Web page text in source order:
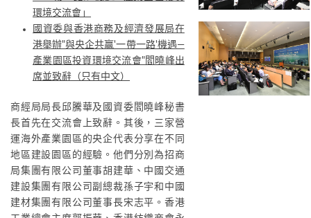
環境交流會」
國資委與香港商務及經濟發展局在
港舉辦"與央企共贏'一帶一路'機遇—
產業園區投資環境交流會"閻曉峰出
席並致辭（只有中文）
商經局局長邱騰華及國資委閻曉峰秘書
長首先在交流會上致辭。其後，三家營
運海外產業園區的央企代表分享在不同
地區建設園區的經驗。他們分別為招商
局集團有限公司董事胡建華、中國交通
建設集團有限公司副總裁孫子宇和中國
建材集團有限公司董事長宋志平。香港